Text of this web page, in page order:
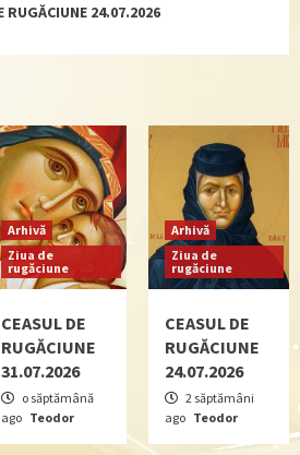
RUGĂCIUNE 24.07.2026
RUGĂCIUNE 09.07.2026
Ziua de rugăciune
RUGĂCIUNE 02.07.2026
de rugăciune
RUGĂCIUNE 06.08.2026
Arhivă
Ziua de
rugăciune
CEASUL DE
RUGĂCIUNE
31.07.2026
o săptămână
ago Teodor
Arhivă
Ziua de
rugăciune
CEASUL DE
RUGĂCIUNE
24.07.2026
2 săptămâni
ago Teodor